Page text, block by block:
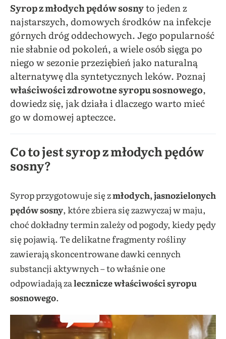
Syrop z młodych pędów sosnyto jeden z
najstarszych, domowych środków na infekcje
górnych dróg oddechowych. Jego popularność
nie słabnie od pokoleń, a wiele osób sięga po
niego w sezonie przeziębień jako naturalną
alternatywę dla syntetycznych leków. Poznaj
właściwości zdrowotne syropu sosnowego,
dowiedz się, jak działa i dlaczego warto mieć
go w domowej apteczce.
Co to jest syrop z młodych pędów
sosny?
Syrop przygotowuje się zmłodych, jasnozielonych
pędów sosny, które zbiera się zazwyczaj w maju,
choć dokładny termin zależy od pogody, kiedy pędy
się pojawią. Te delikatne fragmenty rośliny
zawierają skoncentrowane dawki cennych
substancji aktywnych – to właśnie one
odpowiadają zalecznicze właściwości syropu
sosnowego.